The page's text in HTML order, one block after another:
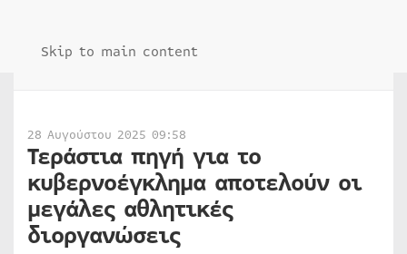
Skip to main content
28 Αυγούστου 2025 09:58
Τεράστια πηγή για το
κυβερνοέγκλημα αποτελούν οι
μεγάλες αθλητικές
διοργανώσεις